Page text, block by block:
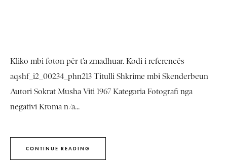
Kliko mbi foton për t’a zmadhuar. Kodi i referencës
aqshf_i2_00234_phn213 Titulli Shkrime mbi Skenderbeun
Autori Sokrat Musha Viti 1967 Kategoria Fotografi nga
negativi Kroma n/a...
CONTINUE READING